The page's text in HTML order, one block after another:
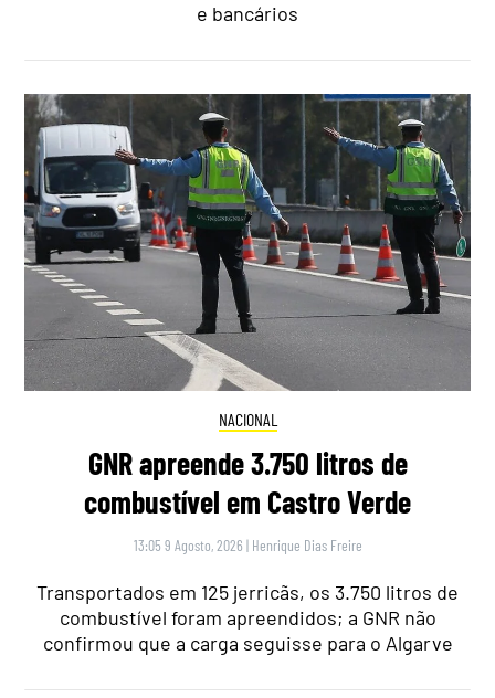
e bancários
NACIONAL
GNR apreende 3.750 litros de
combustível em Castro Verde
13:05 9 Agosto, 2026 | Henrique Dias Freire
Transportados em 125 jerricãs, os 3.750 litros de
combustível foram apreendidos; a GNR não
confirmou que a carga seguisse para o Algarve